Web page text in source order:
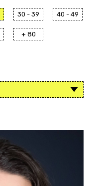
30 - 39 40 - 49
+ 80